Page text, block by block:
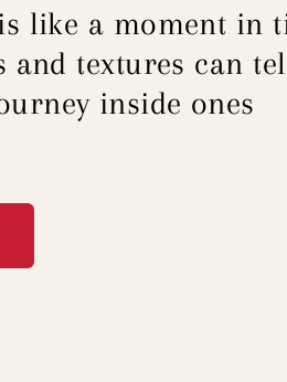
like a moment in
and textures can
inside ones